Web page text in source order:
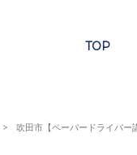
TOP
> 吹田市【ペーパードライバー